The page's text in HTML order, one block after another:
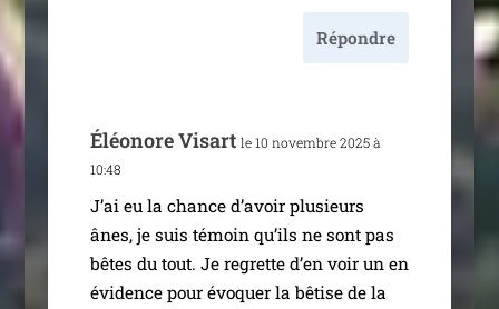
Répondre
Éléonore Visart le 10 novembre 2025 à
10:48
J’ai eu la chance d’a­voir plu­sieurs
ânes, je suis témoin qu’ils ne sont pas
bêtes du tout. Je regrette d’en voir un en
évi­dence pour évo­quer la bêtise de la